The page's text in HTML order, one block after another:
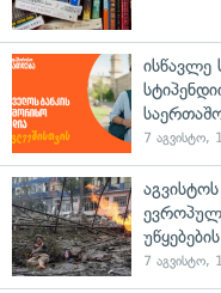
ისწავლე
7 აგვისტო,
7 აგვისტო,